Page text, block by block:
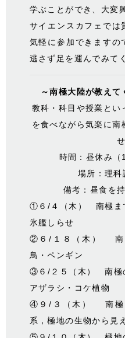
学ぶことができ、大変
サイエンスカフェでは
気軽に参加できますの
逃さず足を運んでみて
～南極大陸が教えて
教科・科目や授業とい
を食べながら気楽に南
時間：昼休み（
場所：理科
備考：昼食を
①６/４（木） 南極ま
氷艦しらせ
②６/１８（木） 南
鳥・ペンギン
③６/２５（木） 南極
アザラシ・コケ植物
④９/３（木） 南極
系，極地の生物から見